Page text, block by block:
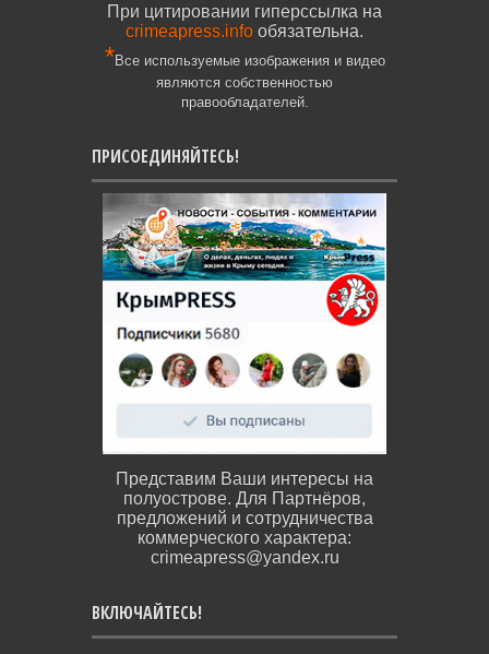
При цитировании гиперссылка на
crimeapress.info обязательна.
*Все используемые изображения и видео
являются собственностью
правообладателей.
ПРИСОЕДИНЯЙТЕСЬ!
Представим Ваши интересы на
полуострове. Для Партнёров,
предложений и сотрудничества
коммерческого характера:
crimeapress@yandex.ru
ВКЛЮЧАЙТЕСЬ!